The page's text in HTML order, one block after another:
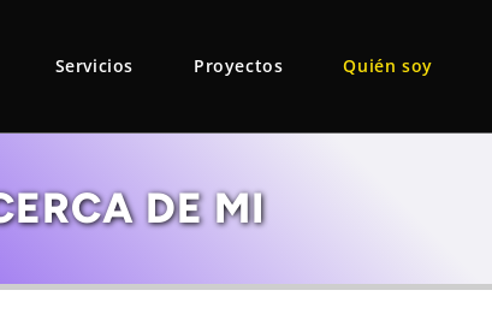
Servicios Proyectos Quién soy
DE MI